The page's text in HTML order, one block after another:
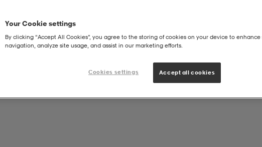
Xguard Helmet Jr
Your Cookie settings
By clicking “Accept All Cookies”, you agree to the storing of cookies on your device to enhance
navigation, analyze site usage, and assist in our marketing efforts.
Cookies settings Accept all cookies